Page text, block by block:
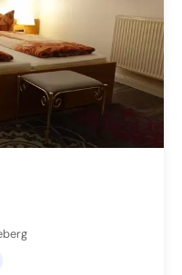
1 wechseln
2 wechseln
3 wechseln
4 wechseln